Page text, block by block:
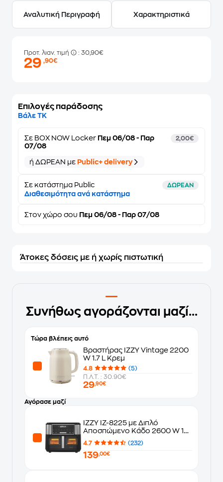
Αναλυτική Περιγραφή Χαρακτηριστικά
Προτ. λιαν. τιμή : 30,90€
29,90€
Επιλογές παράδοσης
Βάλε ΤΚ
Σε BOX NOW Locker Πεμ 06/08 - Παρ
07/08
2,00€
ή ΔΩΡΕΑΝ με Public+ delivery
Σε κατάστημα Public ΔΩΡΕΑΝ
Διαθεσιμότητα ανά κατάστημα
Στον χώρο σου Πεμ 06/08 - Παρ 07/08
Άτοκες δόσεις με ή χωρίς πιστωτική
Συνήθως αγοράζονται μαζί...
Τώρα βλέπεις αυτό
Βραστήρας IZZY Vintage 2200
W 1.7 L Κρεμ
4.8
(5)
Π.Λ.Τ. : 30.90€
29,90€
Αγόρασε μαζί
IZZY IZ-8225 με Διπλό
Αποσπώμενο Κάδο 2600 W 10
L Μαύρο Φριτέζα Αέρος
4.7 (232)
139,00€